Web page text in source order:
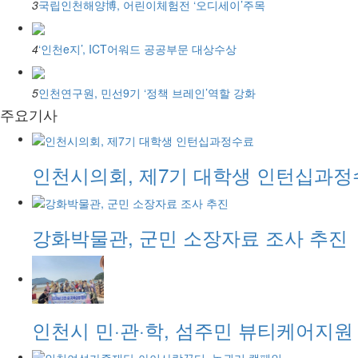
3국립인천해양博, 어린이체험전 ‘오디세이’주목
4‘인천e지’, ICT어워드 공공부문 대상수상
5인천연구원, 민선9기 ‘정책 브레인’역할 강화
주요기사
인천시의회, 제7기 대학생 인턴십과
강화박물관, 군민 소장자료 조사 추진
인천시 민·관·학, 섬주민 뷰티케어지원